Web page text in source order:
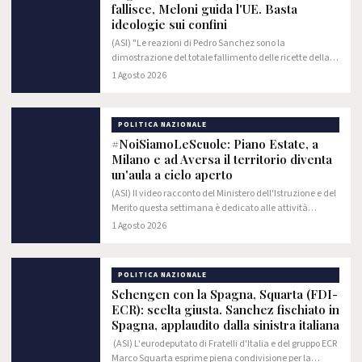
fallisce, Meloni guida l'UE. Basta
ideologie sui confini
(ASI) "​Le reazioni di Pedro Sanchez sono la
dimostrazione del totale fallimento delle ricette della
sinistra in materia di immigrazione. Mentre c'è chi
1 Agosto 2026
POLITICA NAZIONALE
#NoiSiamoLeScuole: Piano Estate, a
Milano e ad Aversa il territorio diventa
un'aula a cielo aperto
(ASI) Il video racconto del Ministero dell'Istruzione e del
Merito questa settimana è dedicato alle attività
realizzate nell'ambito del Piano Estate dall'Istituto
1 Agosto 2026
POLITICA NAZIONALE
Schengen con la Spagna, Squarta (FDI-
ECR): scelta giusta. Sanchez fischiato in
Spagna, applaudito dalla sinistra italiana
(ASI) L'eurodeputato di Fratelli d'Italia e del gruppo ECR
Marco Squarta esprime piena condivisione per la